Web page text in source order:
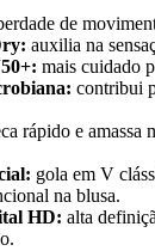
de
auxilia na
mais cuidado
contribui
rápido e amassa
gola em V
na blusa.
HD: alta